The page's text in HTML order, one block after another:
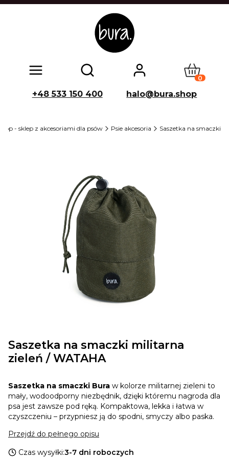
Otwórz wyszukiwarkę Produkty
+48 533 150 400 halo@bura.shop
- sklep z akcesoriami dla psów Psie akcesoria Saszetka na smaczki
Saszetka na smaczki militarna
zieleń / WATAHA
Saszetka na smaczki Bura w kolorze militarnej zieleni to
mały, wodoodporny niezbędnik, dzięki któremu nagroda dla
psa jest zawsze pod ręką. Kompaktowa, lekka i łatwa w
czyszczeniu – przypniesz ją do spodni, smyczy albo paska.
Przejdź do pełnego opisu
Czas wysyłki:3-7 dni roboczych